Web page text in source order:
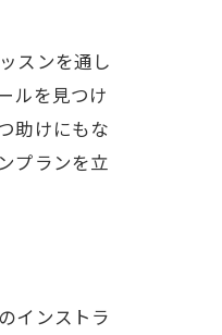
スンを通し
ルを見つけ
助けにもな
プランを立
インストラ